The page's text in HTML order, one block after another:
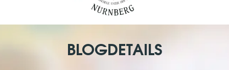
BLOGDETAILS